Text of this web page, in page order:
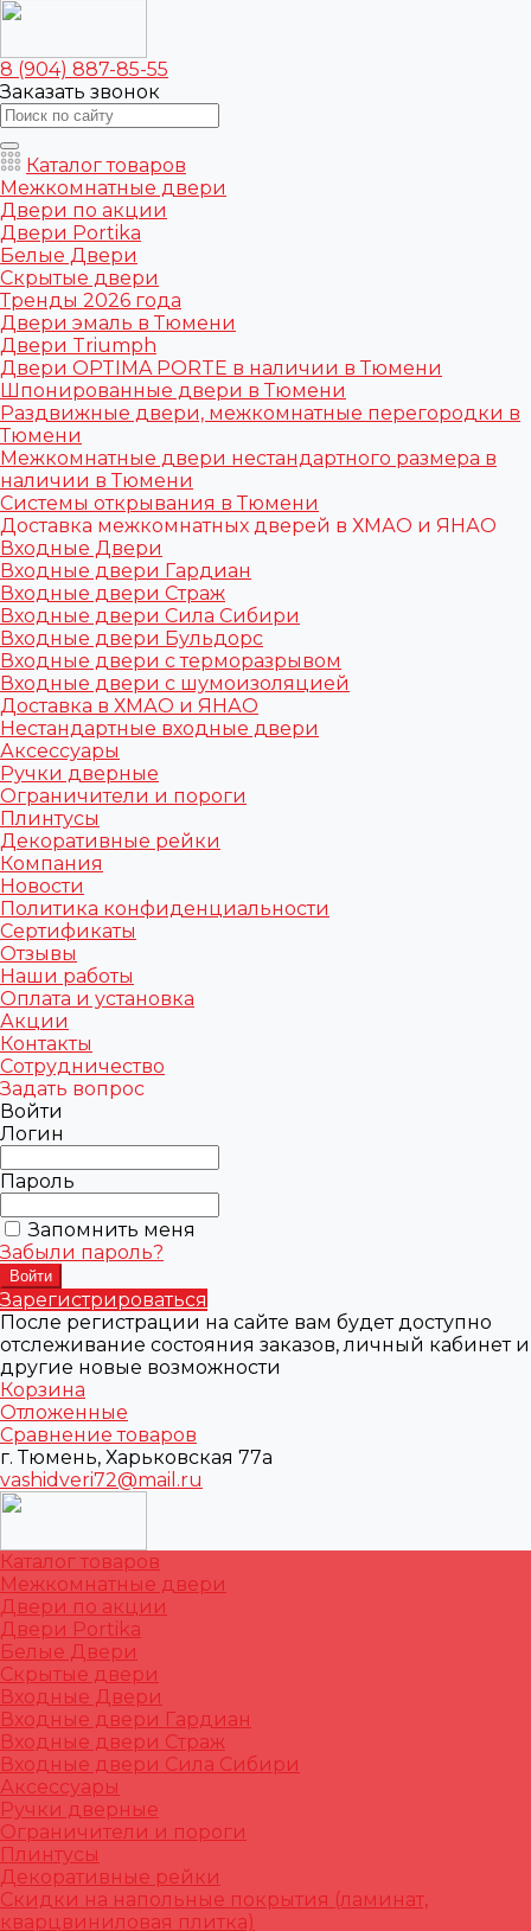
8 (904) 887-85-55
Заказать звонок
Каталог товаров
Межкомнатные двери
Двери по акции
Двери Portika
Белые Двери
Скрытые двери
Тренды 2026 года
Двери эмаль в Тюмени
Двери Triumph
Двери OPTIMA PORTE в наличии в Тюмени
Шпонированные двери в Тюмени
Раздвижные двери, межкомнатные перегородки в
Тюмени
Межкомнатные двери нестандартного размера в
наличии в Тюмени
Системы открывания в Тюмени
Доставка межкомнатных дверей в ХМАО и ЯНАО
Входные Двери
Входные двери Гардиан
Входные двери Страж
Входные двери Сила Сибири
Входные двери Бульдорс
Входные двери с терморазрывом
Входные двери с шумоизоляцией
Доставка в ХМАО и ЯНАО
Нестандартные входные двери
Аксессуары
Ручки дверные
Ограничители и пороги
Плинтусы
Декоративные рейки
Компания
Новости
Политика конфиденциальности
Сертификаты
Отзывы
Наши работы
Оплата и установка
Акции
Контакты
Сотрудничество
Задать вопрос
Войти
Логин
Пароль
Запомнить меня
Забыли пароль?
Зарегистрироваться
После регистрации на сайте вам будет доступно
отслеживание состояния заказов, личный кабинет и
другие новые возможности
Корзина
Отложенные
Сравнение товаров
г. Тюмень, Харьковская 77а
vashidveri72@mail.ru
Каталог товаров
Межкомнатные двери
Двери по акции
Двери Portika
Белые Двери
Скрытые двери
Входные Двери
Входные двери Гардиан
Входные двери Страж
Входные двери Сила Сибири
Аксессуары
Ручки дверные
Ограничители и пороги
Плинтусы
Декоративные рейки
Скидки на напольные покрытия (ламинат,
кварцвиниловая плитка)